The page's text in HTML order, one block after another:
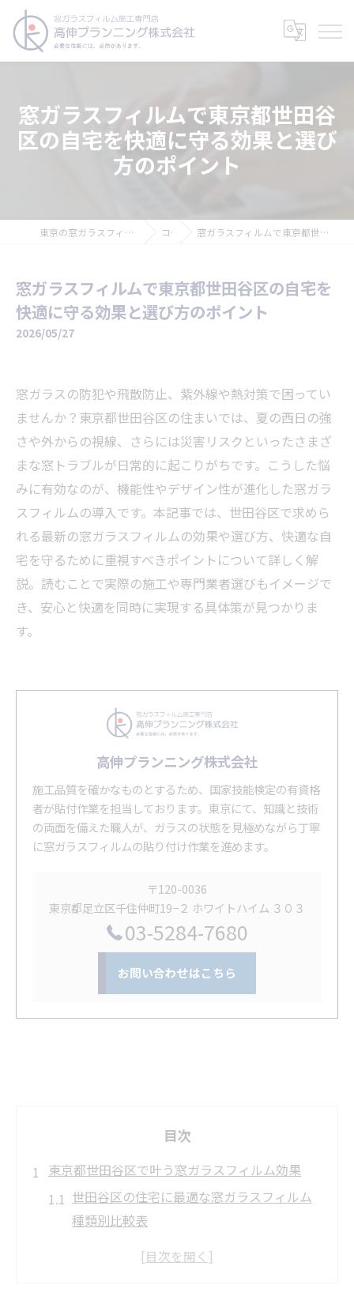
窓ガラスフィルムで東京都世田谷
区の自宅を快適に守る効果と選び
方のポイント
東京の窓ガラスフィルムなら高伸プランニング株式会社 コラム 窓ガラスフィルムで東京都世田谷区の自宅を快適に守る効果と選び方のポイント
窓ガラスフィルムで東京都世田谷区の自宅を
快適に守る効果と選び方のポイント
2026/05/27
窓ガラスの防犯や飛散防止、紫外線や熱対策で困ってい
ませんか？東京都世田谷区の住まいでは、夏の西日の強
さや外からの視線、さらには災害リスクといったさまざ
まな窓トラブルが日常的に起こりがちです。こうした悩
みに有効なのが、機能性やデザイン性が進化した窓ガラ
スフィルムの導入です。本記事では、世田谷区で求めら
れる最新の窓ガラスフィルムの効果や選び方、快適な自
宅を守るために重視すべきポイントについて詳しく解
説。読むことで実際の施工や専門業者選びもイメージで
き、安心と快適を同時に実現する具体策が見つかりま
す。
高伸プランニング株式会社
施工品質を確かなものとするため、国家技能検定の有資格
者が貼付作業を担当しております。東京にて、知識と技術
の両面を備えた職人が、ガラスの状態を見極めながら丁寧
に窓ガラスフィルムの貼り付け作業を進めます。
〒120-0036
東京都足立区千住仲町19−２ ホワイトハイム ３０３
03-5284-7680
お問い合わせはこちら
目次
東京都世田谷区で叶う窓ガラスフィルム効果
世田谷区の住宅に最適な窓ガラスフィルム
種類別比較表
防犯・飛散防止に効く窓ガラスフィルムの